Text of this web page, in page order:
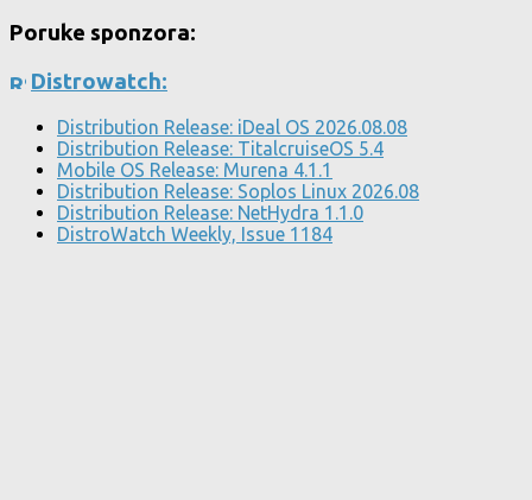
Poruke sponzora:
Distrowatch:
Distribution Release: iDeal OS 2026.08.08
Distribution Release: TitalcruiseOS 5.4
Mobile OS Release: Murena 4.1.1
Distribution Release: Soplos Linux 2026.08
Distribution Release: NetHydra 1.1.0
DistroWatch Weekly, Issue 1184